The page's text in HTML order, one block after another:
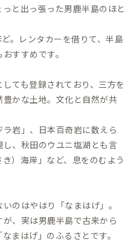
と出っ張った男鹿半島のほと
。レンタカーを借りて、半島
すすめです。
しても登録されており、三方を
かな土地。文化と自然が共
岩」、日本百奇岩に数えら
、秋田のウユニ塩湖とも言
）海岸」など、息をのむよう
のはやはり「なまはげ」。
、実は男鹿半島で古来から
まはげ」のふるさとです。